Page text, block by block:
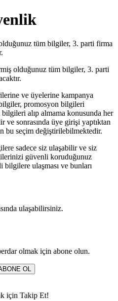
tüm bilgiler, 3. parti firma
olduğunuz tüm bilgiler, 3. parti
ve üyelerine kampanya
promosyon bilgileri
alıp almama konusunda her
sonrasında üye girişi yaptıktan
bu seçim değiştirilebilmektedir.
sadece siz ulaşabilir ve siz
güvenli koruduğunuz
bilgilere ulaşması ve bunları
ulaşabilirsiniz.
olmak için abone olun.
OL
için Takip Et!